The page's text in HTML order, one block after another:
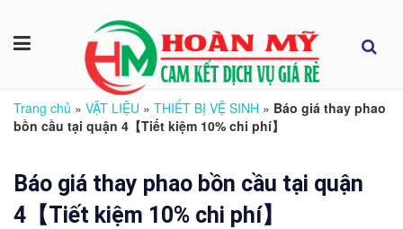
Trang chủ » VẬT LIỆU » THIẾT BỊ VỆ SINH » Báo giá thay phao
bồn cầu tại quận 4【Tiết kiệm 10% chi phí】
Báo giá thay phao bồn cầu tại quận
4【Tiết kiệm 10% chi phí】